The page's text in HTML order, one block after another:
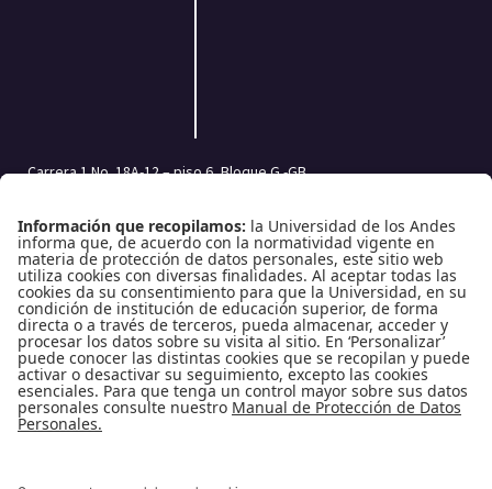
Carrera 1 No. 18A-12 – piso 6, Bloque G -GB
Tel.: (601) 332 45 05 | (601) 339 49 49 Ext.: 2500
Fax (601) 332 45 08
Redes Sociales